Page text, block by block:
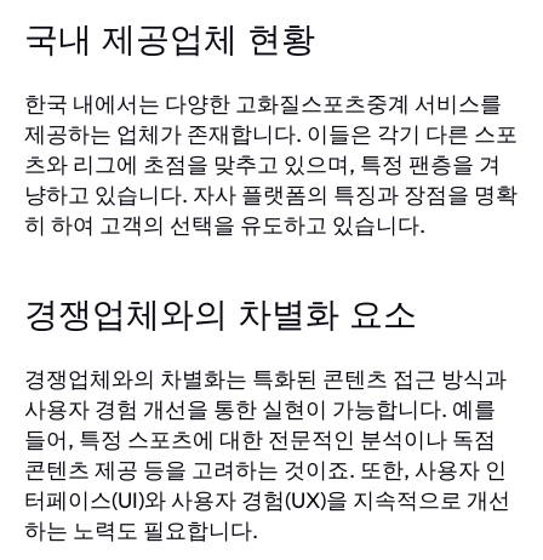
국내 제공업체 현황
한국 내에서는 다양한 고화질스포츠중계 서비스를
제공하는 업체가 존재합니다. 이들은 각기 다른 스포
츠와 리그에 초점을 맞추고 있으며, 특정 팬층을 겨
냥하고 있습니다. 자사 플랫폼의 특징과 장점을 명확
히 하여 고객의 선택을 유도하고 있습니다.
경쟁업체와의 차별화 요소
경쟁업체와의 차별화는 특화된 콘텐츠 접근 방식과
사용자 경험 개선을 통한 실현이 가능합니다. 예를
들어, 특정 스포츠에 대한 전문적인 분석이나 독점
콘텐츠 제공 등을 고려하는 것이죠. 또한, 사용자 인
터페이스(UI)와 사용자 경험(UX)을 지속적으로 개선
하는 노력도 필요합니다.